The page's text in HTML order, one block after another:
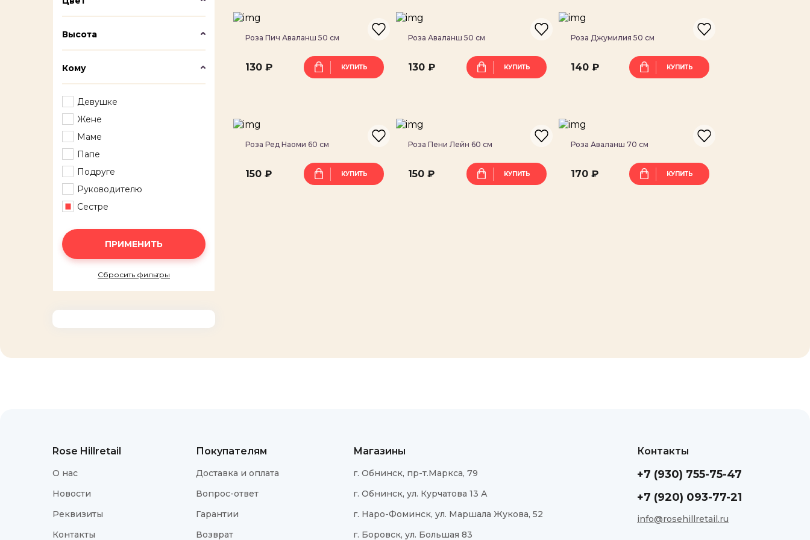
Высота
Кому
Девушке
Жене
Маме
Папе
Подруге
Руководителю
Сестре
ПРИМЕНИТЬ
Роза Пич Аваланш 50 см
130 ₽ КУПИТЬ
Роза Аваланш 50 см
130 ₽ КУПИТЬ
Роза Джумилия 50 см
140 ₽ КУПИТЬ
Роза Ред Наоми 60 см
150 ₽ КУПИТЬ
Роза Пени Лейн 60 см
150 ₽ КУПИТЬ
Роза Аваланш 70 см
170 ₽ КУПИТЬ
Rose Hillretail
О нас
Новости
Реквизиты
Контакты
Покупателям
Доставка и оплата
Вопрос-ответ
Гарантии
Возврат
Магазины
г. Обнинск, пр-т.Маркса, 79
г. Обнинск, ул. Курчатова 13 А
г. Наро-Фоминск, ул. Маршала Жукова, 52
г. Боровск, ул. Большая 83
Контакты
+7 (930) 755-75-47
+7 (920) 093-77-21
info@rosehillretail.ru
Оставить заявку
E-mail
Спасибо за Вашу заявку!